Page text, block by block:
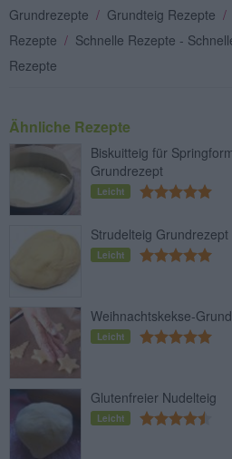
Grundrezepte / Grundteig Rezepte /
Rezepte / Schnelle Rezepte -
Rezepte
Ähnliche Rezepte
Biskuitteig für
Grundrezept
Leicht
Strudelteig Grundrezept
Leicht
Weihnachtskekse-
Leicht
Glutenfreier Nudelteig
Leicht